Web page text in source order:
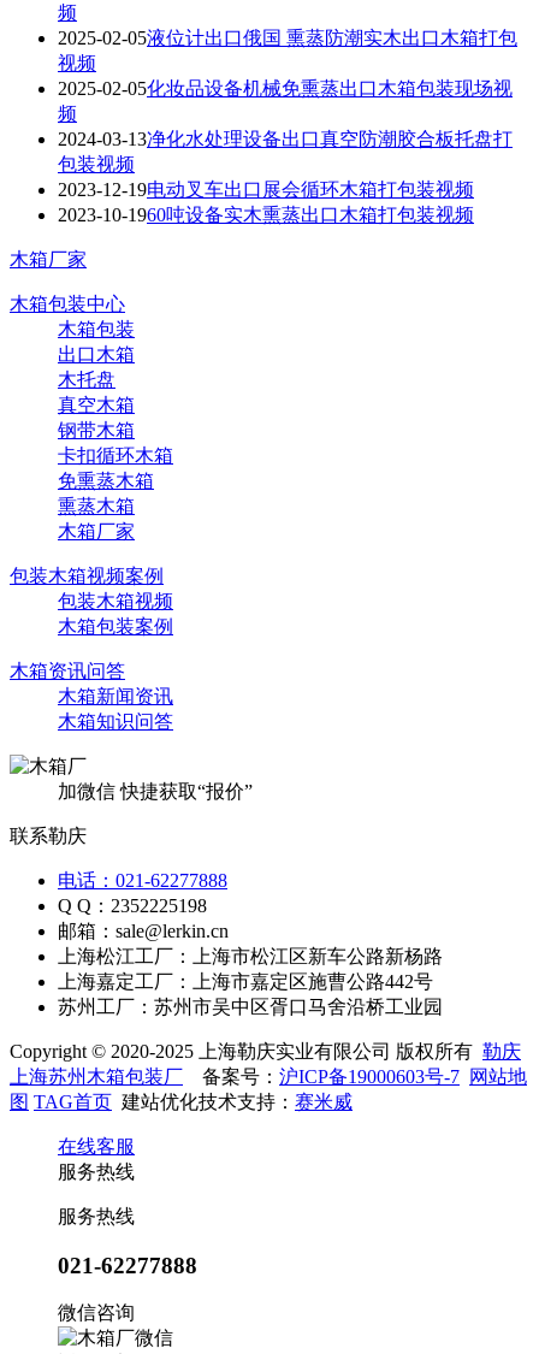
频
2025-02-05液位计出口俄国 熏蒸防潮实木出口木箱打包
视频
2025-02-05化妆品设备机械免熏蒸出口木箱包装现场视
频
2024-03-13净化水处理设备出口真空防潮胶合板托盘打
包装视频
2023-12-19电动叉车出口展会循环木箱打包装视频
2023-10-1960吨设备实木熏蒸出口木箱打包装视频
木箱厂家
木箱包装中心
木箱包装
出口木箱
木托盘
真空木箱
钢带木箱
卡扣循环木箱
免熏蒸木箱
熏蒸木箱
木箱厂家
包装木箱视频案例
包装木箱视频
木箱包装案例
木箱资讯问答
木箱新闻资讯
木箱知识问答
加微信 快捷获取“报价”
联系勒庆
电话：021-62277888
Q Q：2352225198
邮箱：sale@lerkin.cn
上海松江工厂：上海市松江区新车公路新杨路
上海嘉定工厂：上海市嘉定区施曹公路442号
苏州工厂：苏州市吴中区胥口马舍沿桥工业园
Copyright © 2020-2025 上海勒庆实业有限公司 版权所有 勒庆
上海苏州木箱包装厂 备案号： 沪ICP备19000603号-7 网站地
图 TAG首页 建站优化技术支持： 赛米威
在线客服
服务热线
服务热线
021-62277888
微信咨询